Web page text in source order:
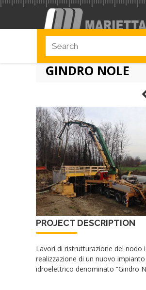
GINDRO NOLE
PROJECT DESCRIPTION
Lavori di ristrutturazione del nodo
realizzazione di un nuovo impianto
idroelettrico denominato “Gindro